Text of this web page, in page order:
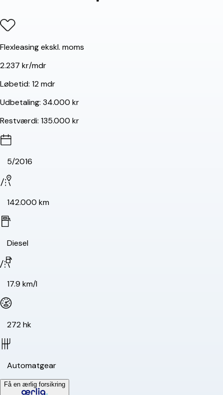
Flexleasing ekskl. moms
2.237 kr/mdr
Løbetid: 12 mdr
Udbetaling: 34.000 kr
Restværdi: 135.000 kr
5/2016
142.000 km
Diesel
17.9 km/l
272 hk
Automatgear
Få en ærlig forsikring